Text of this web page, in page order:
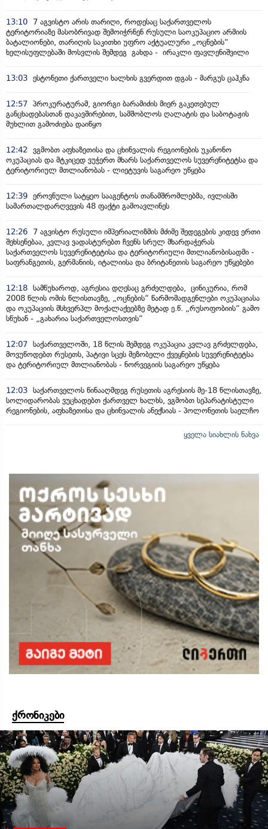
13:10
7 აგვისტო არის თარიღი, როდესაც საქართველოს
ტერიტორიაზე მასობრივად შემოიჭრნენ რუსული საოკუპაციო არმიის
ბატალიონები, თარიღის საკითხი უფრო აქტუალური „ოცნების“
ხელისუფლებაში მოსვლის შემდეგ გახდა - ირაკლი ფავლენიშვილი
13:03 ესტონეთი ქართველი ხალხის გვერდით დგას - მარგუს ცაჰკნა
12:57 პროკურატურამ, გიორგი ბარამიძის მიერ გაკეთებულ
განცხადებასთან დაკავშირებით, სამშობლოს ღალატის და საბოტაჟის
მუხლით გამოძიება დაიწყო
12:42 ვგმობთ აფხაზეთისა და ცხინვალის რეგიონების უკანონო
ოკუპაციას და მტკიცედ ვუჭერთ მხარს საქართველოს სუვერენიტეტსა და
ტერიტორიულ მთლიანობას - ლიეტუვის საგარეო უწყება
12:39 ეროვნული სატყეო სააგენტოს თანამშრომლებმა, ივლისში
სამართალდარღვევის 48 ფაქტი გამოავლინეს
12:26
7 აგვისტო რუსული იმპერიალიზმის მძიმე შედეგების კიდევ ერთი
შეხსენებაა, კვლავ ვადასტურებთ ჩვენს სრულ მხარდაჭერას
საქართველოს სუვერენიტეტისა და ტერიტორიული მთლიანობისადმი -
საფრანგეთის, გერმანიის, იტალიისა და ბრიტანეთის საგარეო უწყებები
12:18 სამწუხაროდ, აგრესია დღესაც გრძელდება, ცინიკურია, რომ
2008 წლის ომის წლისთავზე, „ოცნების“ წარმომადგენლები ოკუპაციასა
და ოკუპაციის მსხვერპლ მოქალაქეებზე მეტად ე.წ. „რუსოფობიის“ გამო
სწუხან - „გახარია საქართველოსთვის“
12:07 საქართველოში, 18 წლის შემდეგ ოკუპაცია კვლავ გრძელდება,
მოვუწოდებთ რუსეთს, პატივი სცეს მეზობელი ქვეყნების სუვერენიტეტსა
და ტერიტორიულ მთლიანობას - ნორვეგიის საგარეო უწყება
12:03 საქართველოს წინააღმდეგ რუსეთის აგრესიის მე-18 წლისთავზე,
სოლიდარობას ვუცხადებთ ქართველ ხალხს, ვგმობთ სეპარატისტული
რეგიონების, აფხაზეთისა და ცხინვალის ანექსიას - პოლონეთის საელჩო
ყველა სიახლის ნახვა
ქრონიკები